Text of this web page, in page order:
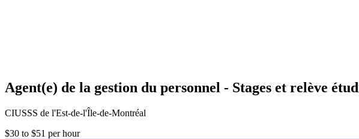
Agent(e) de la gestion du personnel - Stages et relève
CIUSSS de l'Est-de-l'Île-de-Montréal
$30 to $51 per hour